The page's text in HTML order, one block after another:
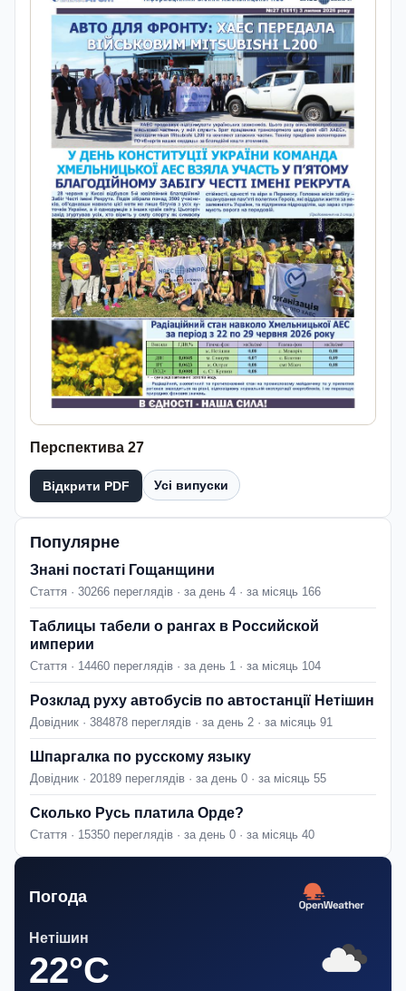
Перспектива 27
Відкрити PDF Усі випуски
Популярне
Знані постаті Гощанщини
Стаття · 30266 переглядів · за день 4 · за місяць 166
Таблицы табели о рангах в Российской
империи
Стаття · 14460 переглядів · за день 1 · за місяць 104
Розклад руху автобусів по автостанції Нетішин
Довідник · 384878 переглядів · за день 2 · за місяць 91
Шпаргалка по русскому языку
Довідник · 20189 переглядів · за день 0 · за місяць 55
Сколько Русь платила Орде?
Стаття · 15350 переглядів · за день 0 · за місяць 40
Погода
Нетішин
22°C